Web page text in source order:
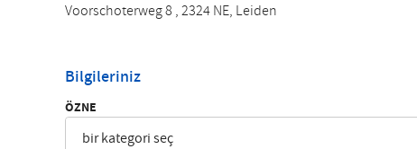
Voorschoterweg 8 , 2324 NE, Leiden
Bilgileriniz
ÖZNE
bir kategori seç